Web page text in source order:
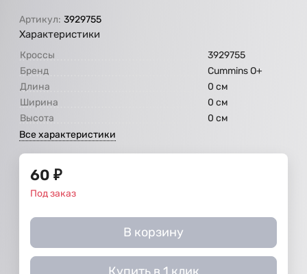
Артикул: 3929755
Характеристики
Кроссы
3929755
Бренд
Cummins O+
Длина
0 см
Ширина
0 см
Высота
0 см
Все характеристики
60 ₽
Под заказ
В корзину